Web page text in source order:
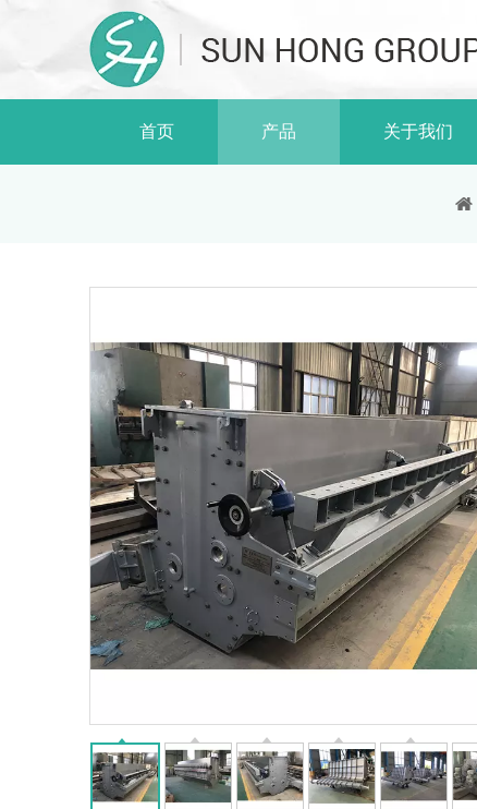
首页 产品 关于我们